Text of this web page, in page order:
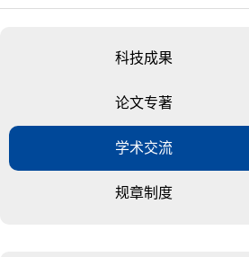
科技成果
论文专著
学术交流
规章制度